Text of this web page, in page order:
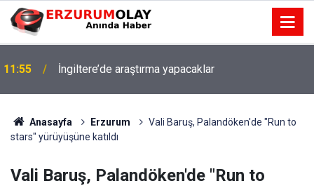
11:55 İngiltere’de araştırma yapacaklar
Anasayfa Erzurum
Vali Baruş, Palandöken'de "Run to
stars" yürüyüşüne katıldı
Vali Baruş, Palandöken'de "Run to